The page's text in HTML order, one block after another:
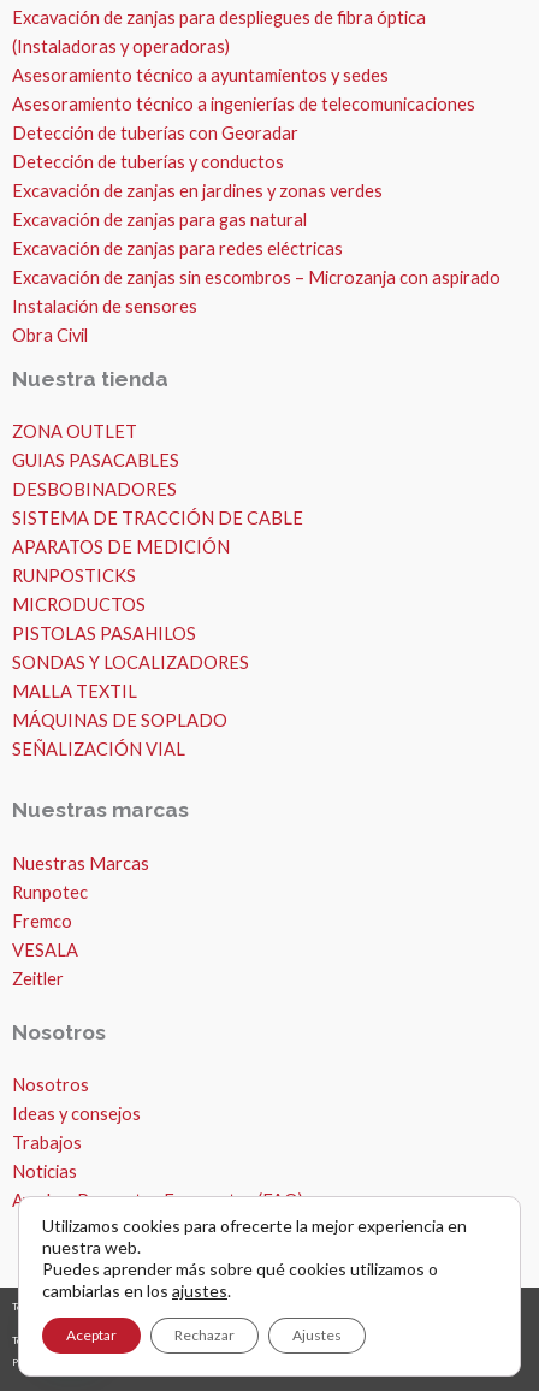
Excavación de zanjas para despliegues de fibra óptica
(Instaladoras y operadoras)
Asesoramiento técnico a ayuntamientos y sedes
Asesoramiento técnico a ingenierías de telecomunicaciones
Detección de tuberías con Georadar
Detección de tuberías y conductos
Excavación de zanjas en jardines y zonas verdes
Excavación de zanjas para gas natural
Excavación de zanjas para redes eléctricas
Excavación de zanjas sin escombros – Microzanja con aspirado
Instalación de sensores
Obra Civil
Nuestra tienda
ZONA OUTLET
GUIAS PASACABLES
DESBOBINADORES
SISTEMA DE TRACCIÓN DE CABLE
APARATOS DE MEDICIÓN
RUNPOSTICKS
MICRODUCTOS
PISTOLAS PASAHILOS
SONDAS Y LOCALIZADORES
MALLA TEXTIL
MÁQUINAS DE SOPLADO
SEÑALIZACIÓN VIAL
Nuestras marcas
Nuestras Marcas
Runpotec
Fremco
VESALA
Zeitler
Nosotros
Nosotros
Ideas y consejos
Trabajos
Noticias
Ayuda – Preguntas Frecuentes (FAQ)
Todos los derechos © 2026 Microzanjas, canalizaciones y apertura de zanjas. |
Términos y condiciones de uso Política de privacidad
AVISO LEGAL Y NAVEGACIÓN POR WEB
Política de cookies
Utilizamos cookies para ofrecerte la mejor experiencia en
nuestra web.
Puedes aprender más sobre qué cookies utilizamos o
cambiarlas en los ajustes.
Aceptar Rechazar Ajustes